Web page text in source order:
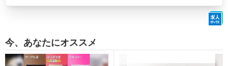
今、あなたにオススメ